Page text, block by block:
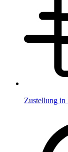
Zustellung in